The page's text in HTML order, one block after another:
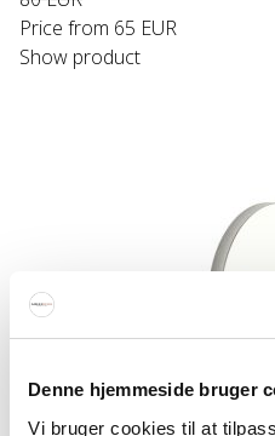
Denne hjemmeside bruger
Vi bruger cookies til at
Price from 65 EUR
Show product